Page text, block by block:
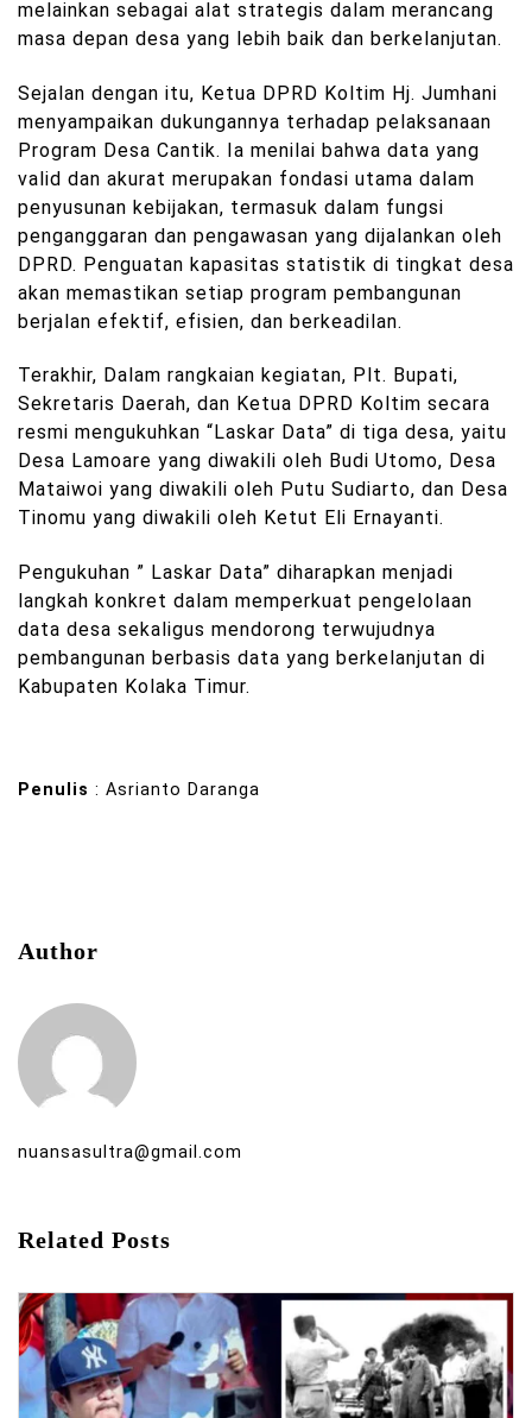
melainkan sebagai alat strategis dalam merancang
masa depan desa yang lebih baik dan berkelanjutan.
Sejalan dengan itu, Ketua DPRD Koltim Hj. Jumhani
menyampaikan dukungannya terhadap pelaksanaan
Program Desa Cantik. Ia menilai bahwa data yang
valid dan akurat merupakan fondasi utama dalam
penyusunan kebijakan, termasuk dalam fungsi
penganggaran dan pengawasan yang dijalankan oleh
DPRD. Penguatan kapasitas statistik di tingkat desa
akan memastikan setiap program pembangunan
berjalan efektif, efisien, dan berkeadilan.
Terakhir, Dalam rangkaian kegiatan, Plt. Bupati,
Sekretaris Daerah, dan Ketua DPRD Koltim secara
resmi mengukuhkan “Laskar Data” di tiga desa, yaitu
Desa Lamoare yang diwakili oleh Budi Utomo, Desa
Mataiwoi yang diwakili oleh Putu Sudiarto, dan Desa
Tinomu yang diwakili oleh Ketut Eli Ernayanti.
Pengukuhan ” Laskar Data” diharapkan menjadi
langkah konkret dalam memperkuat pengelolaan
data desa sekaligus mendorong terwujudnya
pembangunan berbasis data yang berkelanjutan di
Kabupaten Kolaka Timur.
Penulis : Asrianto Daranga
Author
nuansasultra@gmail.com
Related Posts